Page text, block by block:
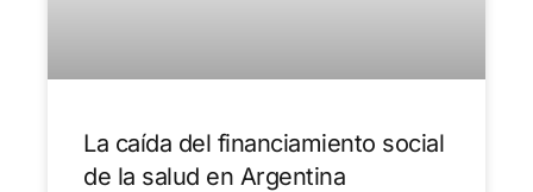
La caída del financiamiento social
de la salud en Argentina